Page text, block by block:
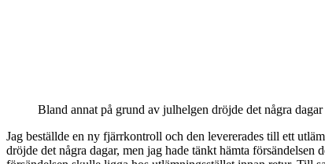
Bland annat på grund av julhelgen dröjde det några
Jag beställde en ny fjärr­kontroll och den leverera­des till ett
dröjde det några dagar, men jag hade tänkt hämta